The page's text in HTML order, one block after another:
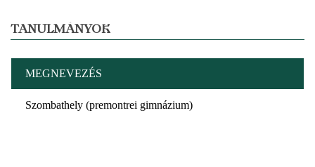
TANULMÁNYOK
MEGNEVEZÉS
Szombathely (premontrei gimnázium)